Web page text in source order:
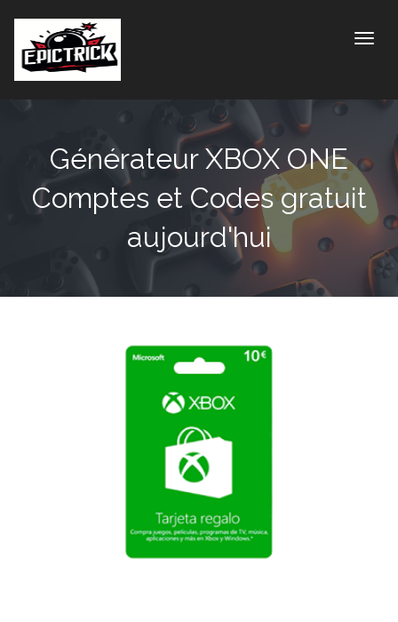
Générateur XBOX ONE
Comptes et Codes gratuit
aujourd'hui